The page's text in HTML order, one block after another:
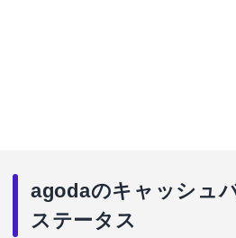
agodaのキャッシュ
ステータス